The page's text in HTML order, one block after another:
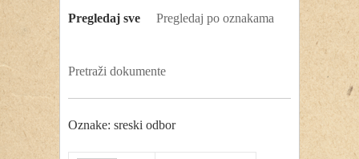
Pregledaj sve Pregledaj po oznakama
Pretraži dokumente
Oznake: sreski odbor